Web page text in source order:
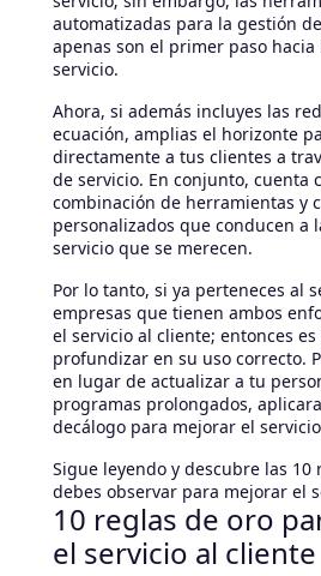
automatizadas para la gestión
apenas son el primer paso hacia
servicio.
Ahora, si además incluyes las
ecuación, amplias el horizonte
directamente a tus clientes a
de servicio. En conjunto, cuenta
combinación de herramientas y
personalizados que conducen a
servicio que se merecen.
Por lo tanto, si ya perteneces al
empresas que tienen ambos
el servicio al cliente; entonces
profundizar en su uso correcto.
en lugar de actualizar a tu
programas prolongados,
decálogo para mejorar el
Sigue leyendo y descubre las 10
debes observar para mejorar el
10 reglas de oro
el servicio al cliente